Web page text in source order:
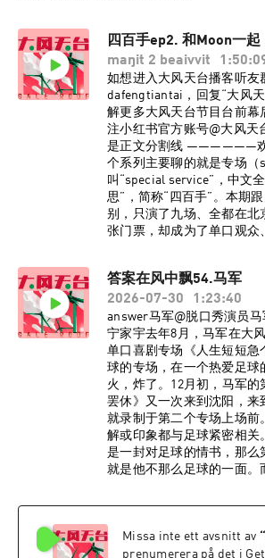
四百手ep2. 和Moon一起
maŋit 2 beaivvit
如想进入大风天台播客听友
dafengtiantai，回复“大风
解更多大风天台节目台前幕
注小红书官方账号@大
是正文分割线 ——————欢
个系列主要聊的就是专场（
叫“special service”，中文
思”，简称“四百手”。本期
别，只演了九场、全都在北
张门票，却成为了单口观众
郑忠华、icer（哎丝儿）、
双！感谢杨蒙恩、嘻哈、刘
南：02:47 差点断了演艺圈
只玩5分钟20:04 杨蒙恩：
30:50 这个专场是写给单口
38:30 从入行开始就在避免
海》的最低标准54:40 看过
小红书上的repo就是《深海
Comedy brings people
第一个专场后写了两个小时
82:03 演到记不住台词的那
哈、刘旸教主BGM深海-亚
剪辑：陈誉灵之后我们也会
以及快乐回忆，当然，如果
以，我们也喜欢听哈哈哈哈
答案在风中飘54.马军
2026-07-30
1:23:40
answer马军@脱口秀演员
宁家宇去年8月，马军在大
单口喜剧专场《人生短短急
球的专场，在一个热爱足球
火，炸了。12月初，马军的
罢休》又一次来到沈阳，来
就录制于第二个专场上场前
解或印象都与足球紧密相关
是一封对足球的情书，那么
就是他不那么足球的一面。
急个球》沈阳站《不醉不罢
保留着莎士比亚时代的规则
杭州两地赶场最高记录
Missa inte ett avsnitt av “
prenumerera på det i